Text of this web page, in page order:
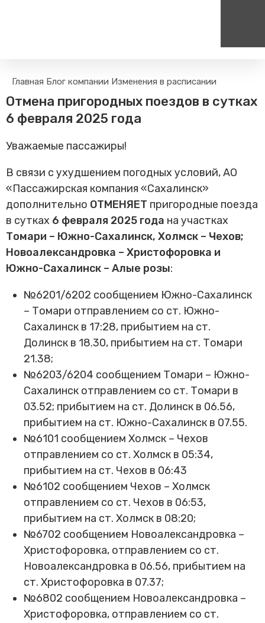
Пассажирам
Билетные кассы на станциях
Способы оплаты проезда
пассажирам
Прочие услуги
Моя карта попала в стоп-
лист
Трансфер пассажиров
Туризм
на сайт
Единый номер вызова экстренных служб
112
Главная Блог компании Изменения в расписании
Отмена пригородных поездов в сутках
6 февраля 2025 года
Уважаемые пассажиры!
В связи с ухудшением погодных условий, АО
«Пассажирская компания «Сахалинск»
дополнительно ОТМЕНЯЕТ пригородные поезда
в сутках 6 февраля 2025 года на участках
Томари – Южно-Сахалинск, Холмск – Чехов;
Новоалександровка – Христофоровка и
Южно-Сахалинск – Алые розы:
№6201/6202 сообщением Южно-Сахалинск
– Томари отправлением со ст. Южно-
Сахалинск в 17:28, прибытием на ст.
Долинск в 18.30, прибытием на ст. Томари
21.38;
№6203/6204 сообщением Томари – Южно-
Сахалинск отправлением со ст. Томари в
03.52; прибытием на ст. Долинск в 06.56,
прибытием на ст. Южно-Сахалинск в 07.55.
№6101 сообщением Холмск – Чехов
отправлением со ст. Холмск в 05:34,
прибытием на ст. Чехов в 06:43
№6102 сообщением Чехов – Холмск
отправлением со ст. Чехов в 06:53,
прибытием на ст. Холмск в 08:20;
№6702 сообщением Новоалександровка –
Христофоровка, отправлением со ст.
Новоалександровка в 06.56, прибытием на
ст. Христофоровка в 07.37;
№6802 сообщением Новоалександровка –
Христофоровка, отправлением со ст.